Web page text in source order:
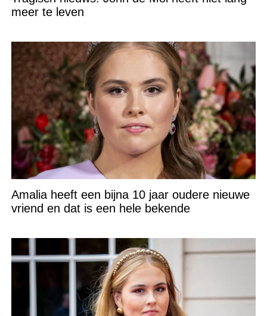
meer te leven
Amalia heeft een bijna 10 jaar oudere nieuwe
vriend en dat is een hele bekende